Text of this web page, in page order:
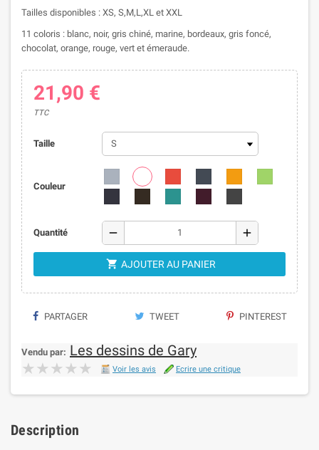
Tailles disponibles : XS, S,M,L,XL et XXL
11 coloris : blanc, noir, gris chiné, marine, bordeaux, gris foncé,
chocolat, orange, rouge, vert et émeraude.
21,90 €
TTC
Taille
Couleur
Quantité remove add
 AJOUTER AU PANIER
PARTAGER TWEET PINTEREST
Vendu par: Les dessins de Gary
★★★★★
★★★★★ Voir les avis Ecrire une critique
Description